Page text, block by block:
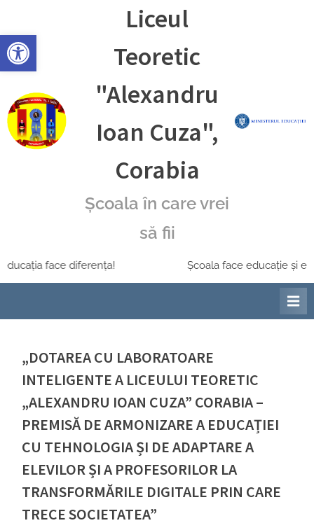
Deschide bara de unelte
content
Liceul
Teoretic
"Alexandru
Ioan Cuza",
Corabia
Școala în care vrei
să fii
face diferența! Școala face educație și
„DOTAREA CU LABORATOARE
INTELIGENTE A LICEULUI TEORETIC
„ALEXANDRU IOAN CUZA” CORABIA –
PREMISĂ DE ARMONIZARE A EDUCAȚIEI
CU TEHNOLOGIA ȘI DE ADAPTARE A
ELEVILOR ȘI A PROFESORILOR LA
TRANSFORMĂRILE DIGITALE PRIN CARE
TRECE SOCIETATEA”